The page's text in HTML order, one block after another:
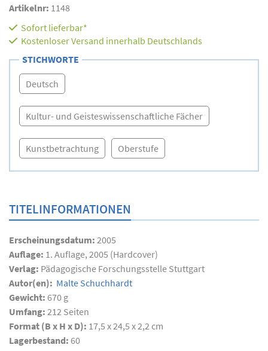
Artikelnr: 1148
Sofort lieferbar*
Kostenloser Versand innerhalb Deutschlands
STICHWORTE
Deutsch
Kultur- und Geisteswissenschaftliche Fächer
Kunstbetrachtung Oberstufe
TITELINFORMATIONEN
Erscheinungsdatum: 2005
Auflage: 1. Auflage, 2005 (Hardcover)
Verlag: Pädagogische Forschungsstelle Stuttgart
Autor(en): Malte Schuchhardt
Gewicht: 670 g
Umfang: 212 Seiten
Format (B x H x D): 17,5 x 24,5 x 2,2 cm
Lagerbestand: 60